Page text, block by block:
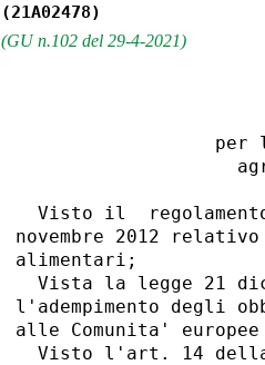
(GU n.102 del 29-4-2021)
per
Visto il
novembre 2012
alimentari;
Vista la legge 21
l'adempimento degli
alle Comunita'
Visto l'art. 14